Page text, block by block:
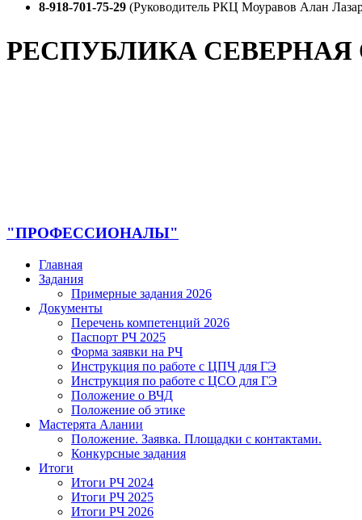
8-918-701-75-29 (Руководитель РКЦ Моуравов Алан
РЕСПУБЛИКА
"ПРОФЕССИОНАЛЫ"
Главная
Задания
Примерные задания 2026
Документы
Перечень компетенций 2026
Паспорт РЧ 2025
Форма заявки на РЧ
Инструкция по работе с ЦПЧ для ГЭ
Инструкция по работе с ЦСО для ГЭ
Положение о ВЧД
Положение об этике
Мастерята Алании
Положение. Заявка. Площадки с контактами.
Конкурсные задания
Итоги
Итоги РЧ 2024
Итоги РЧ 2025
Итоги РЧ 2026